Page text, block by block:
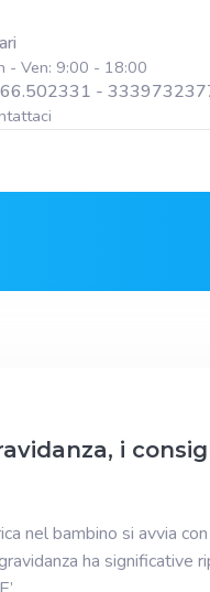
- Ven: 9:00 - 18:00
-
i
nel bambino si avvia
ha significative